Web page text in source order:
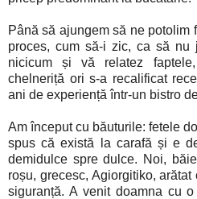
Până să ajungem să ne potolim
proces, cum să-i zic, ca să nu
nicicum și vă relatez
chelneriță ori s-a recalificat
ani de experiență într-un bistro
Am început cu băuturile: fetele
spus că există la carafă și e
demidulce spre dulce. Noi,
roșu, grecesc, Agiorgitiko,
siguranță. A venit doamna cu